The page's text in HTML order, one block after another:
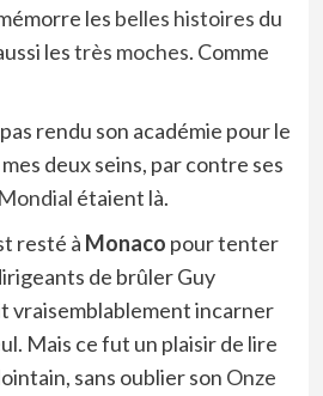
les belles histoires du
lestrès moches. Comme
rendu son académie pour le
deux seins, par contre ses
Mondial étaient là.
resté à Monaco pour tenter
de brûler Guy
vraisemblablement incarner
Mais ce fut un plaisir de lire
sans oublier son Onze